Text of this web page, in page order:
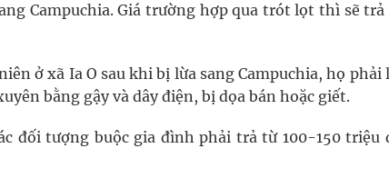
Campuchia. Giá trường hợp qua trót lọt thì sẽ
ở xã Ia O sau khi bị lừa sang Campuchia, họ phải
bằng gậy và dây điện, bị dọa bán hoặc giết.
đối tượng buộc gia đình phải trả từ 100-150 triệu